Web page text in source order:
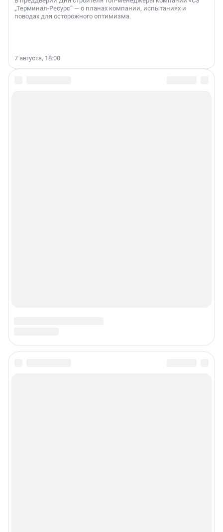
„Терминал-Ресурс“ — о планах компании, испытаниях и
поводах для осторожного оптимизма.
7 августа, 18:00